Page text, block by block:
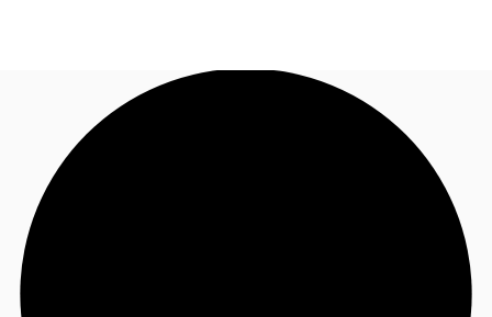
Blog
Données marchés
Appelez maintenant